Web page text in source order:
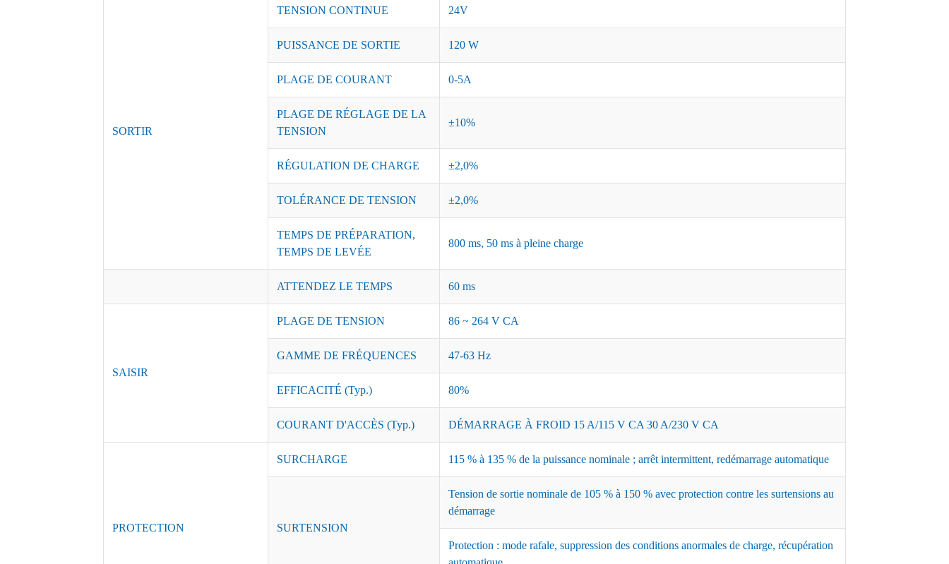
SORTIR
TENSION CONTINUE 24V
PUISSANCE DE SORTIE 120 W
PLAGE DE COURANT 0-5A
PLAGE DE RÉGLAGE DE LA
TENSION
±10%
RÉGULATION DE CHARGE ±2,0%
TOLÉRANCE DE TENSION ±2,0%
TEMPS DE PRÉPARATION,
TEMPS DE LEVÉE
800 ms, 50 ms à pleine charge
ATTENDEZ LE TEMPS 60 ms
SAISIR
PLAGE DE TENSION 86 ~ 264 V CA
GAMME DE FRÉQUENCES 47-63 Hz
EFFICACITÉ (Typ.) 80%
COURANT D'ACCÈS (Typ.) DÉMARRAGE À FROID 15 A/115 V CA 30 A/230 V CA
PROTECTION
SURCHARGE 115 % à 135 % de la puissance nominale ; arrêt intermittent, redémarrage automatique
SURTENSION
Tension de sortie nominale de 105 % à 150 % avec protection contre les surtensions au
démarrage
Protection : mode rafale, suppression des conditions anormales de charge, récupération